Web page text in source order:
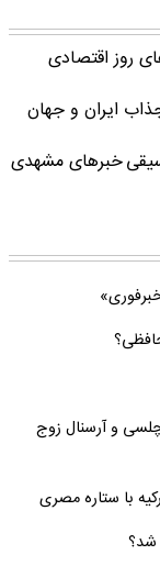
روز اقتصادی
ایران و جهان
خبرهای مشهدی
و آرسنال زوج
با ستاره مصری
شد؟